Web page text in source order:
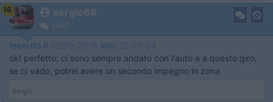
16 sergio68
3467
Inserito il 02/09/2018 alle: 20:09:34
ok! perfetto; ci sono sempre andato con l'auto e a questo giro,
se ci vado, potrei avere un secondo impegno in zona
Sergio